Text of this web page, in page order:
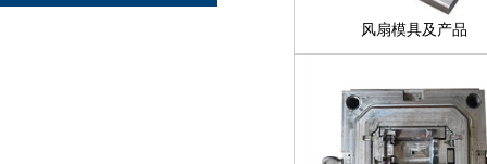
风扇模具及产品